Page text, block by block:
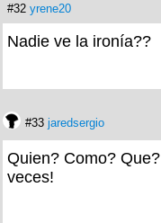
#32 yrene20
Nadie ve la ironía??
#33 jaredsergio
Quien? Como?
veces!